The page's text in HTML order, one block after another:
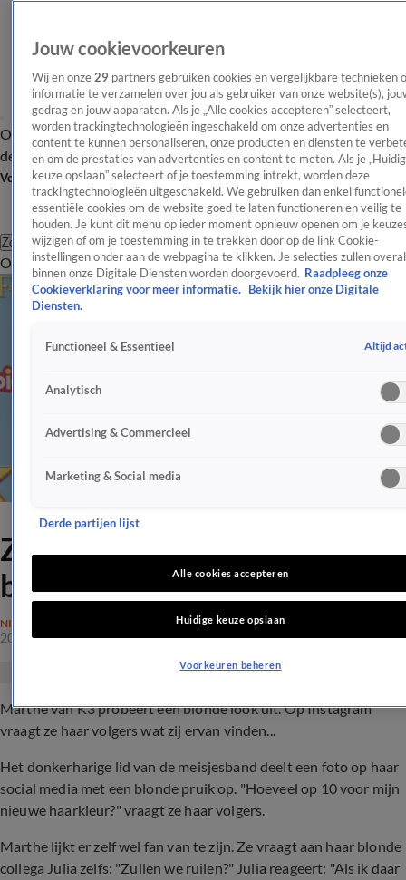
OverzichtAfleveringen Entertainment TV Algemeen
Tip
de redactieNieuwsbrief
Volg Shownieuws
Zoeken
OverzichtEntertainmentSpraakmakendRealityCrimeVideo's
ZIEN: K3-Marthe gaat voor
blonde look
NIEUWS
20 aug 2022, 16:41
Marthe van K3 probeert een blonde look uit. Op Instagram
vraagt ze haar volgers wat zij ervan vinden...
Het donkerharige lid van de meisjesband deelt een foto op haar
social media met een blonde pruik op. "Hoeveel op 10 voor mijn
nieuwe haarkleur?" vraagt ze haar volgers.
Marthe lijkt er zelf wel fan van te zijn. Ze vraagt aan haar blonde
collega Julia zelfs: "Zullen we ruilen?" Julia reageert: "Als ik daar
Jouw cookievoorkeuren
Wij en onze 29 partners gebruiken cookies en vergelijkbare technieken
informatie te verzamelen over jou als gebruiker van onze website(s),
gedrag en jouw apparaten. Als je „Alle cookies accepteren” selecteert,
worden trackingtechnologieën ingeschakeld om onze advertenties en
content te kunnen personaliseren, onze producten en diensten te
en om de prestaties van advertenties en content te meten. Als je
keuze opslaan” selecteert of je toestemming intrekt, worden deze
trackingtechnologieën uitgeschakeld. We gebruiken dan enkel
essentiële cookies om de website goed te laten functioneren en veilig te
houden. Je kunt dit menu op ieder moment opnieuw openen om je
wijzigen of om je toestemming in te trekken door op de link Cookie-
instellingen onder aan de webpagina te klikken. Je selecties zullen overal
binnen onze Digitale Diensten worden doorgevoerd. Raadpleeg onze
Cookieverklaring voor meer informatie.
Bekijk hier onze Digitale
Diensten.
Functioneel & Essentieel Altijd
Analytisch
Advertising & Commercieel
Marketing & Social media
Derde partijen lijst
Alle cookies accepteren
Huidige keuze opslaan
Voorkeuren beheren